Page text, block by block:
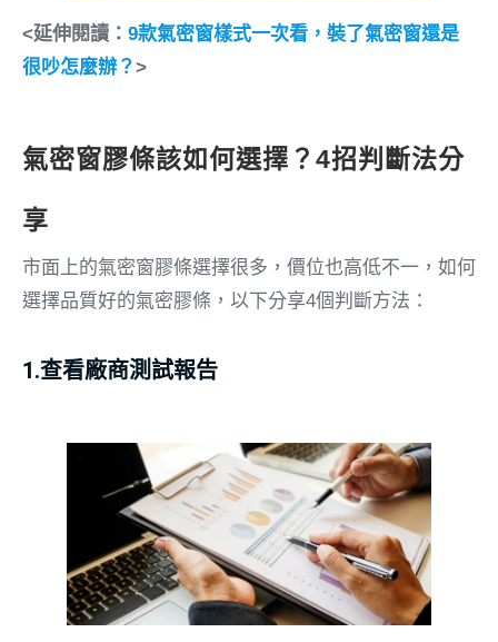
<延伸閱讀：​​ 9款氣密窗樣式一次看，裝了氣密窗還是
很吵怎麼辦？>
氣密窗膠條該如何選擇？4招判斷法分
享
市面上的氣密窗膠條選擇很多，價位也高低不一，如何
選擇品質好的氣密膠條，以下分享4個判斷方法：
1.查看廠商測試報告